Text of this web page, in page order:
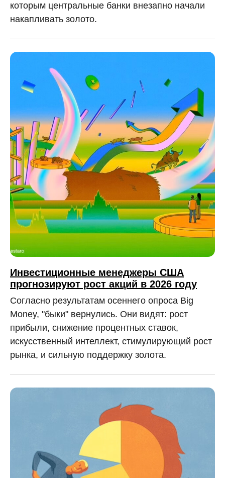
которым центральные банки внезапно начали
накапливать золото.
Инвестиционные менеджеры США
прогнозируют рост акций в 2026 году
Согласно результатам осеннего опроса Big
Money, "быки" вернулись. Они видят: рост
прибыли, снижение процентных ставок,
искусственный интеллект, стимулирующий рост
рынка, и сильную поддержку золота.